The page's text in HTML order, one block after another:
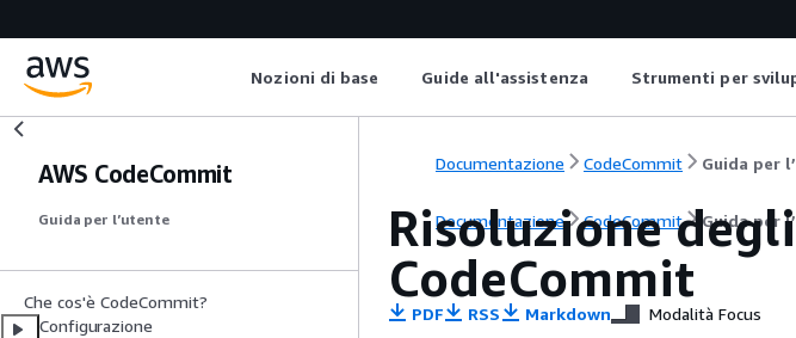
Nozioni di base Guide all'assistenza Strumenti per
AWS CodeCommit
Guida per l’utente
Che cos'è CodeCommit?
Configurazione
Documentazione CodeCommit Guida per
Documentazione CodeCommit Guida per
Risoluzione
CodeCommit
PDF RSS Markdown Modalità Focus